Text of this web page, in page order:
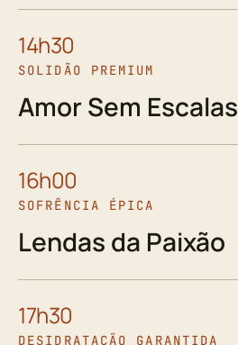
14h30
SOLIDÃO PREMIUM
Amor Sem Escalas
16h00
SOFRÊNCIA ÉPICA
Lendas da Paixão
17h30
DESIDRATAÇÃO GARANTIDA